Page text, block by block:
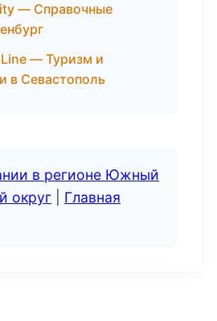
— Справочные
— Туризм и
в Севастополь
в регионе Южный
округ
Главная